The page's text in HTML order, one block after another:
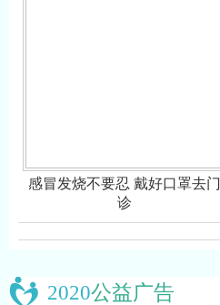
感冒发烧不要忍 戴好口罩去门
诊
2020公益广告